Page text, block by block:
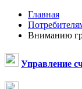
Главная
Вниманию
Управление